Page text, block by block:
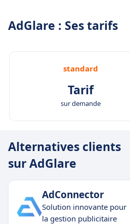
AdGlare : Ses tarifs
standard
Tarif
sur demande
Alternatives clients
sur AdGlare
AdConnector
Solution innovante pour
la gestion publicitaire